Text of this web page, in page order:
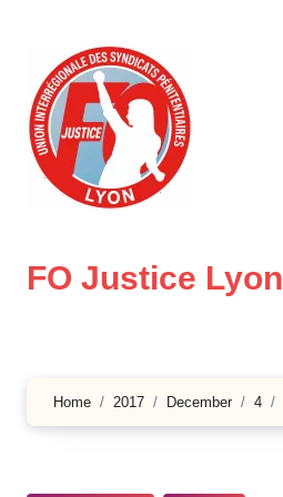
content
FO Justice Lyon
Home 2017 December 4